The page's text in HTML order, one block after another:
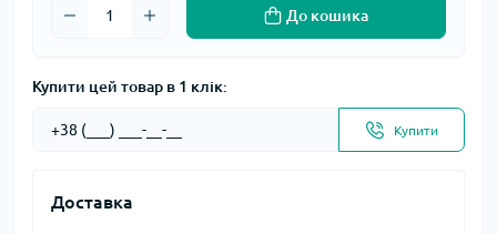
До кошика
Купити цей товар в 1 клік:
Купити
Доставка